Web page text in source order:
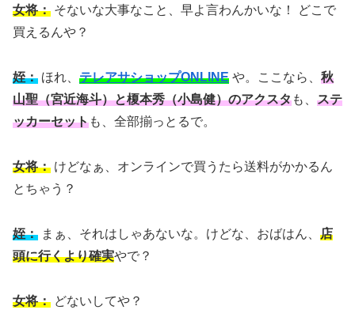
女将： そないな大事なこと、早よ言わんかいな！ どこで
買えるんや？
姪： ほれ、 テレアサショップONLINE や。ここなら、 秋
山聖（宮近海斗）と榎本秀（小島健）のアクスタも、 ステ
ッカーセットも、全部揃っとるで。
女将： けどなぁ、オンラインで買うたら送料がかかるん
とちゃう？
姪： まぁ、それはしゃあないな。けどな、おばはん、 店
頭に行くより確実やで？
女将： どないしてや？